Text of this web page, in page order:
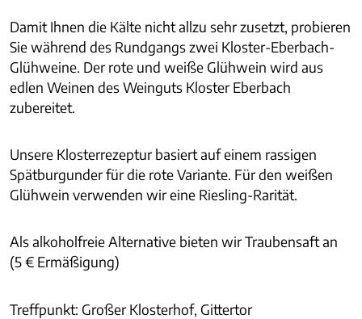
Damit Ihnen die Kälte nicht allzu sehr zusetzt, probieren
Sie während des Rundgangs zwei Kloster-Eberbach-
Glühweine. Der rote und weiße Glühwein wird aus
edlen Weinen des Weinguts Kloster Eberbach
zubereitet.
Unsere Klosterrezeptur basiert auf einem rassigen
Spätburgunder für die rote Variante. Für den weißen
Glühwein verwenden wir eine Riesling-Rarität.
Als alkoholfreie Alternative bieten wir Traubensaft an
(5 € Ermäßigung)
Treffpunkt: Großer Klosterhof, Gittertor